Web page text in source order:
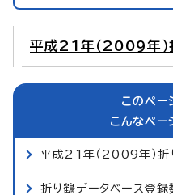
平成21年（2009年）
このペー
こんなペー
平成21年（2009年）折
折り鶴データベース登録